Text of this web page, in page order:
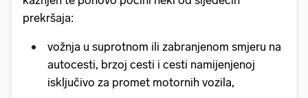
prekršaja:
vožnja u suprotnom ili zabranjenom smjeru na
autocesti, brzoj cesti i cesti namijenjenoj
isključivo za promet motornih vozila,